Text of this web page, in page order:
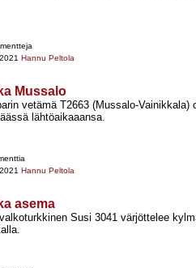
Hannu Peltola
Mussalo
vetämä T2663 (Mussalo-​Vainikkala)
lähtöaikaaansa.
Hannu Peltola
asema
Susi 3041 värjöttelee